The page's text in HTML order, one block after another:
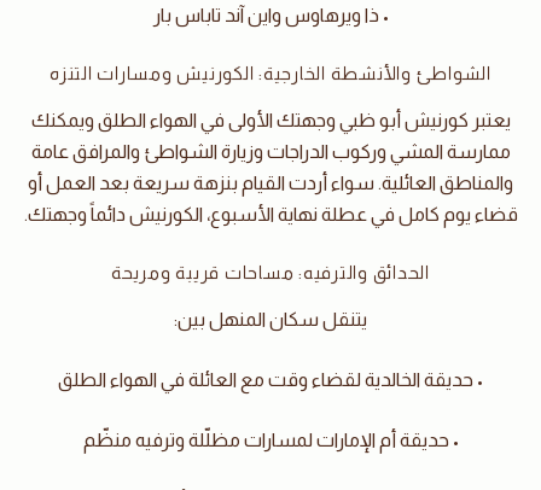
• ذا ويرهاوس واين آند تاباس بار
الشواطئ والأنشطة الخارجية: الكورنيش ومسارات التنزه
يعتبر كورنيش أبو ظبي وجهتك الأولى في الهواء الطلق ويمكنك
ممارسة المشي وركوب الدراجات وزيارة الشواطئ والمرافق عامة
والمناطق العائلية. سواء أردت القيام بنزهة سريعة بعد العمل أو
قضاء يوم كامل في عطلة نهاية الأسبوع، الكورنيش دائماً وجهتك.
الحدائق والترفيه: مساحات قريبة ومريحة
يتنقل سكان المنهل بين:
• حديقة الخالدية لقضاء وقت مع العائلة في الهواء الطلق
• حديقة أم الإمارات لمسارات مظلّلة وترفيه منظّم